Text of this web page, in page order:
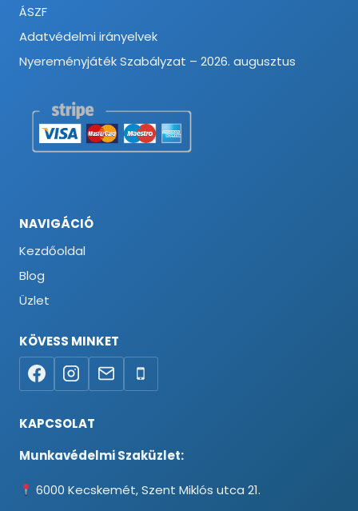
ÁSZF
Adatvédelmi irányelvek
Nyereményjáték Szabályzat – 2026. augusztus
NAVIGÁCIÓ
Kezdőoldal
Blog
Üzlet
KÖVESS MINKET
KAPCSOLAT
Munkavédelmi Szaküzlet:
6000 Kecskemét, Szent Miklós utca 21.